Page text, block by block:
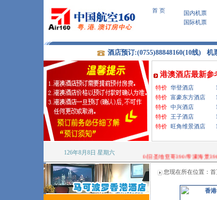
首 页
繁體
国内机票
国际机票
酒店预订:(0755)88848160(10线) 机
港澳酒店最新参
特价 华登酒店
特价 富豪东方酒店
特价 中兴酒店
特价 王子酒店
特价 旺角维景酒店
126年8月8日 星期六
十.一黄金周特别推荐特价香港酒店:新圣地亚哥490/旧圣地亚哥390/帝濠海景
您现在所在位置：